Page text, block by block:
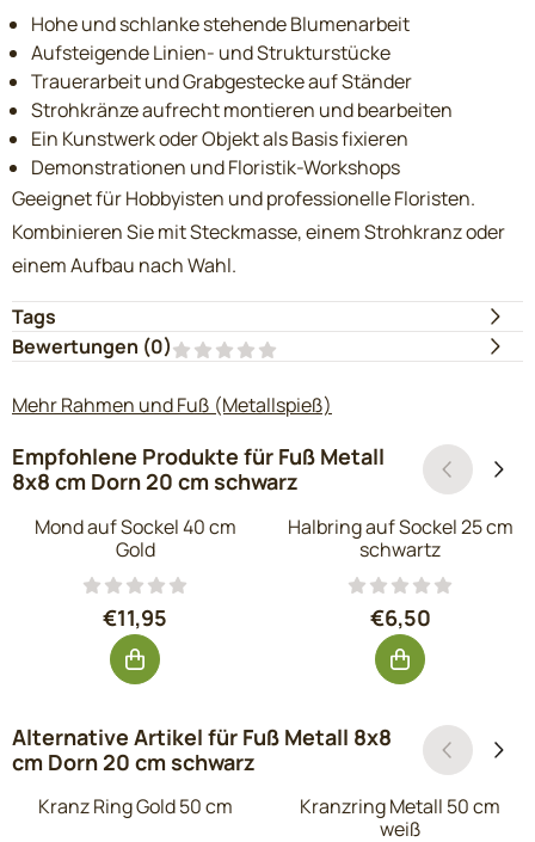
Hohe und schlanke stehende Blumenarbeit
Aufsteigende Linien- und Strukturstücke
Trauerarbeit und Grabgestecke auf Ständer
Strohkränze aufrecht montieren und bearbeiten
Ein Kunstwerk oder Objekt als Basis fixieren
Demonstrationen und Floristik-Workshops
Geeignet für Hobbyisten und professionelle Floristen.
Kombinieren Sie mit Steckmasse, einem Strohkranz oder
einem Aufbau nach Wahl.
Tags
Bewertungen (0)
Mehr Rahmen und Fuß (Metallspieß)
Empfohlene Produkte für Fuß Metall
8x8 cm Dorn 20 cm schwarz
Mond auf Sockel 40 cm
Gold
Preis: 11,95, ohne MwSt.: 9,88
€11,95
Halbring auf Sockel 25 cm
schwartz
Preis: 6,50,
€6,50
Alternative Artikel für Fuß Metall 8x8
cm Dorn 20 cm schwarz
Kranz Ring Gold 50 cm
Kranzring Metall 50 cm
weiß